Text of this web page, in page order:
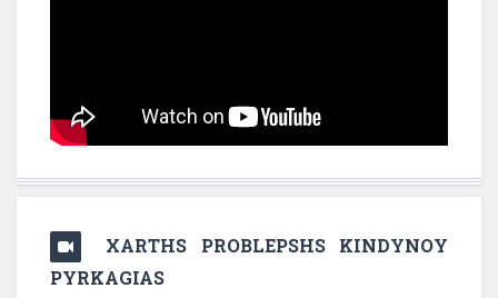
XARTHS PROBLEPSHS KINDYNOY
PYRKAGIAS